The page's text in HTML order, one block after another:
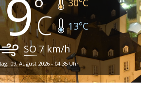
30°C
13°C
SO7 km/h
09. August 2026 - 04:35 Uhr